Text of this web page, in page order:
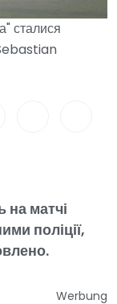
сталися
на матчі
поліції,
Werbung